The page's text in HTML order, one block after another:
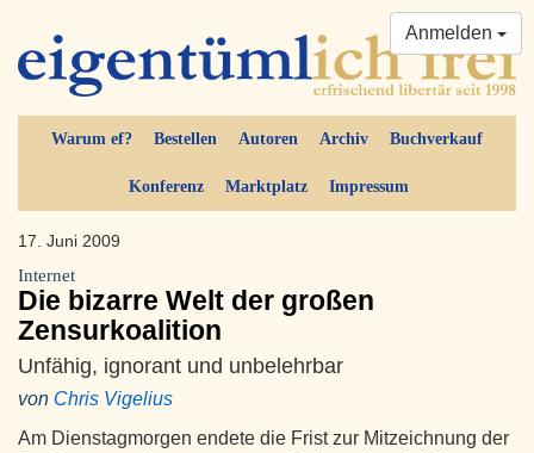
Warum ef? Bestellen Autoren Archiv Buchverkauf
Konferenz Marktplatz Impressum
Anmelden
17. Juni 2009
Internet
Die bizarre Welt der großen
Zensurkoalition
Unfähig, ignorant und unbelehrbar
von Chris Vigelius
Am Dienstagmorgen endete die Frist zur Mitzeichnung der